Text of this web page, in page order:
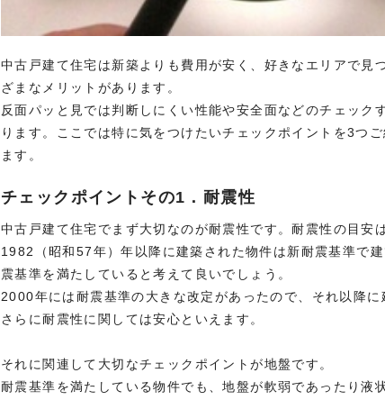
中古戸建て住宅は新築よりも費用が安く、好きなエリアで見
ざまなメリットがあります。
反面パッと見では判断しにくい性能や安全面などのチェック
ります。ここでは特に気をつけたいチェックポイントを3つ
ます。
チェックポイントその1．耐震性
中古戸建て住宅でまず大切なのが耐震性です。耐震性の目安
1982（昭和57年）年以降に建築された物件は新耐震基準で
震基準を満たしていると考えて良いでしょう。
2000年には耐震基準の大きな改定があったので、それ以降に
さらに耐震性に関しては安心といえます。
それに関連して大切なチェックポイントが地盤です。
耐震基準を満たしている物件でも、地盤が軟弱であったり液